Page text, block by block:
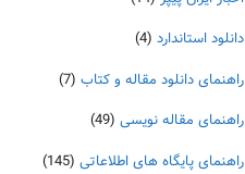
دانلود استاندارد (4)
راهنمای دانلود مقاله و کتاب (7)
راهنمای مقاله نویسی (49)
راهنمای پایگاه های اطلاعاتی (145)